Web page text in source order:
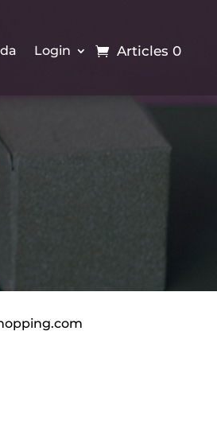
Login Articles 0